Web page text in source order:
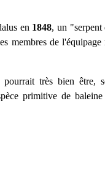
en 1848, un
membres de l'équipage
très bien être,
primitive de baleine